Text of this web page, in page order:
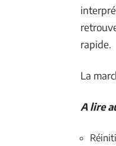
rapide.
La
A lire